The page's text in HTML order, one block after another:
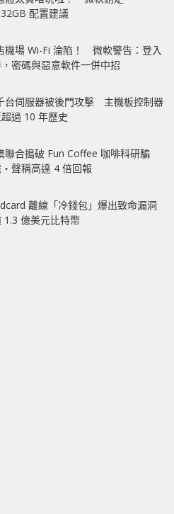
配置建議
機場 Wi-Fi 淪陷！ 微軟警告：登入
密碼與惡意軟件一併中招
台伺服器被後門攻擊 主機板控制器
過 10 年歷史
聯合搗破 Fun Coffee 咖啡科研騙
聲稱高達 4 倍回報
離線「冷錢包」爆出致命漏洞
1.3 億美元比特幣